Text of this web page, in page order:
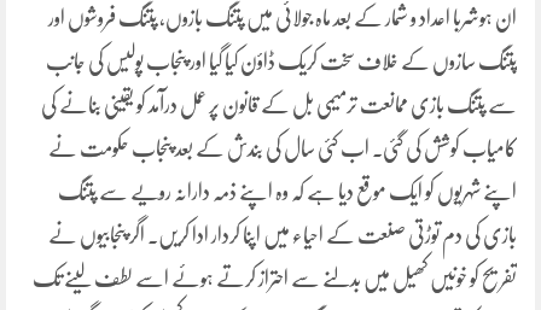
ان ہوشربا اعداد و شمار کے بعد ماہ جولائی میں پتنگ بازوں، پتنگ فروشوں اور
پتنگ سازوں کے خلاف سخت کریک ڈاؤن کیا گیا اور پنجاب پولیس کی جانب
سے پتنگ بازی ممانعت ترمیمی بل کے قانون پر عمل درآمد کو یقینی بنانے کی
کامیاب کوشش کی گئی۔ اب کئی سال کی بندش کے بعد پنجاب حکومت نے
اپنے شہریوں کو ایک موقع دیا ہے کہ وہ اپنے ذمہ دارانہ رویّے سے پتنگ
بازی کی دم توڑتی صنعت کے احیاء میں اپنا کردار ادا کریں۔ اگر پنجابیوں نے
تفریح کو خونیں کھیل میں بدلنے سے احتراز کرتے ہوئے اسے لطف لینے تک